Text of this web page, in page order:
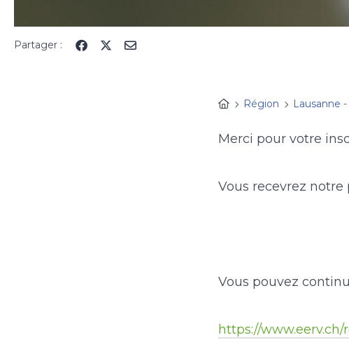
Partager :
Région Lausanne
Merci pour votre
Vous recevrez
Vous pouvez
https://